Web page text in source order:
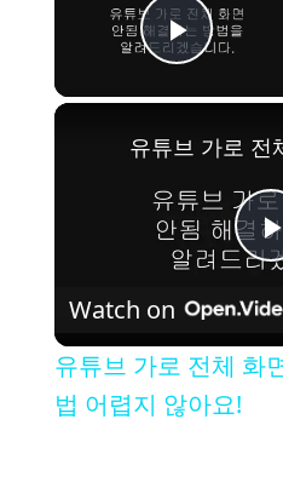
Play
Watch on
유튜브 가로 전체 화
법 어렵지 않아요!